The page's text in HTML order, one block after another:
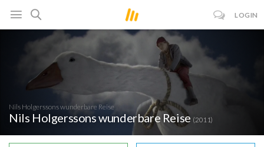
LOGIN
Nils Holgerssons wunderbare Reise
Nils Holgerssons wunderbare Reise (2011)